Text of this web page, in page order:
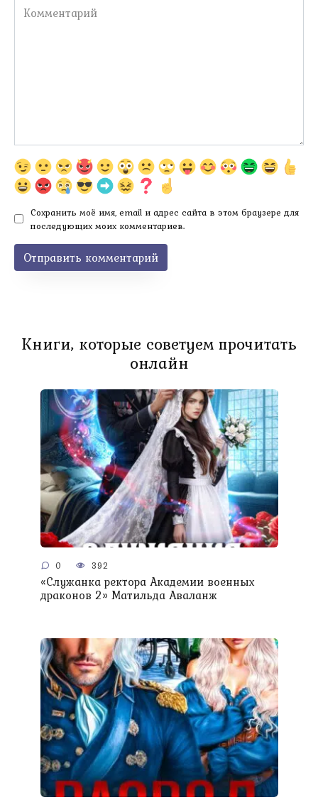
Комментарий
Сохранить моё имя, email и адрес сайта в этом браузере для
последующих моих комментариев.
Книги, которые советуем прочитать
онлайн
0 392
«Служанка ректора Академии военных
драконов 2» Матильда Аваланж